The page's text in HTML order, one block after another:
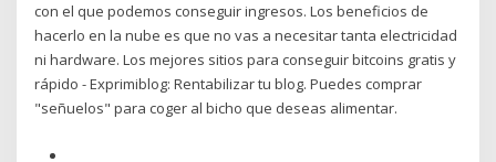
con el que podemos conseguir ingresos. Los beneficios de
hacerlo en la nube es que no vas a necesitar tanta electricidad
ni hardware. Los mejores sitios para conseguir bitcoins gratis y
rápido - Exprimiblog: Rentabilizar tu blog. Puedes comprar
"señuelos" para coger al bicho que deseas alimentar.